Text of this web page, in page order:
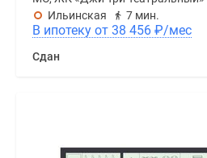
Ильинская
7 мин.
В ипотеку от 38 456 ₽/мес
Сдан